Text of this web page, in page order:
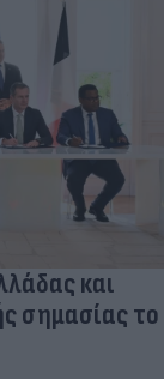
και
σημασίας το